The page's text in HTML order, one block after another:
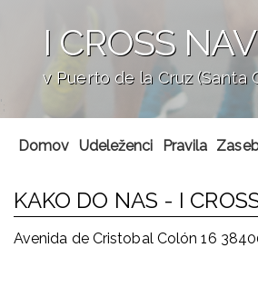
I CROSS
v Puerto de la Cruz (Santa
';
Domov Udeleženci Pravila
KAKO DO NAS - I
Avenida de Cristobal Colón 16